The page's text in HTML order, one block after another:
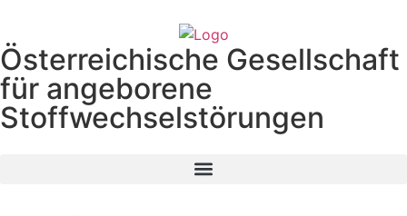
Österreichische Gesellschaft
für angeborene
Stoffwechselstörungen